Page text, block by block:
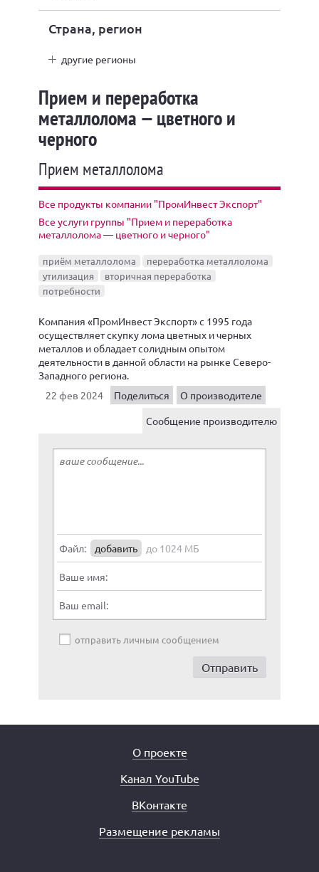
Страна, регион
другие регионы
Прием и переработка
металлолома — цветного и
черного
Прием металлолома
Все продукты компании "ПромИнвест Экспорт"
Все услуги группы "Прием и переработка
металлолома — цветного и черного"
приём металлолома
переработка металлолома
утилизация
вторичная переработка
потребности
Компания «ПромИнвест Экспорт» с 1995 года
осуществляет скупку лома цветных и черных
металлов и обладает солидным опытом
деятельности в данной области на рынке Северо-
Западного региона.
22 фев 2024
Поделиться
О производителе
Сообщение производителю
Файл: добавить до 1024 МБ
Ваше имя:
Ваш email:
отправить личным сообщением
О проекте
Канал YouTube
ВКонтакте
Размещение рекламы